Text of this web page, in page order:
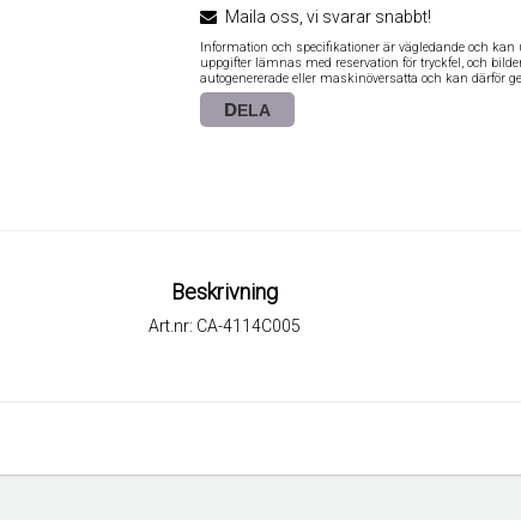
Maila oss, vi svarar snabbt!
Information och specifikationer är vägledande och
uppgifter lämnas med reservation för tryckfel, och
autogenererade eller maskinöversatta och kan därför
DELA
Beskrivning
Art.nr: CA-4114C005